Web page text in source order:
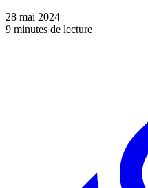
28 mai 2024
9 minutes de lecture